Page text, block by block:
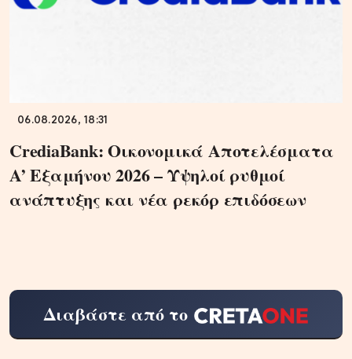
06.08.2026, 18:31
CrediaBank: Οικονομικά Αποτελέσματα
A’ Εξαμήνου 2026 – Υψηλοί ρυθμοί
ανάπτυξης και νέα ρεκόρ επιδόσεων
Διαβάστε από το